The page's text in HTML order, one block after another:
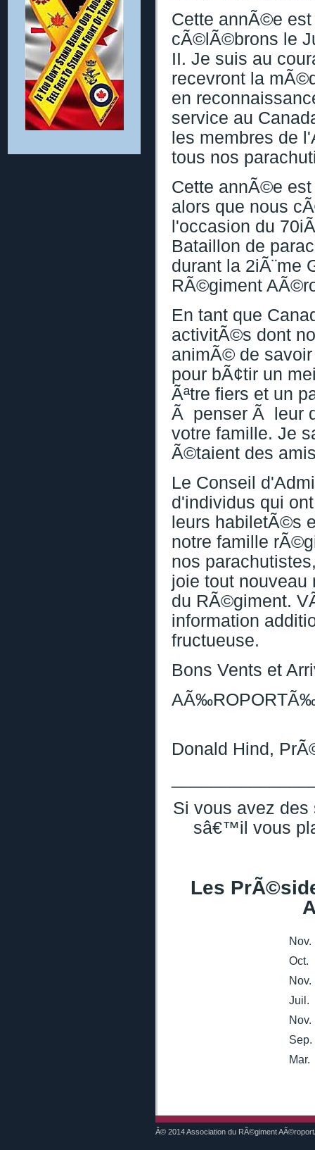
Cette annÃ©e
cÃ©lÃ©brons le
II. Je suis au
recevront la
en
service au
les membres de
tous nos
Cette annÃ©e
alors que nous
l'occasion du
Bataillon de
durant la 2iÃ¨me
RÃ©giment
En tant que
activitÃ©s dont
animÃ© de
pour bÃ¢tir un
Ãªtre fiers et un
Ã penser Ã leur
votre famille. Je
Ã©taient des
Le Conseil
d'individus qui
leurs habiletÃ©s
notre famille
nos
joie tout nouveau
du RÃ©giment.
information
fructueuse.
Bons Vents et
Donald Hind,
Si vous avez
sâ€™il vous
Les
Nov.
Oct.
Nov.
Juil.
Nov.
Sep.
Mar.
Â© 2014 Association du RÃ©giment